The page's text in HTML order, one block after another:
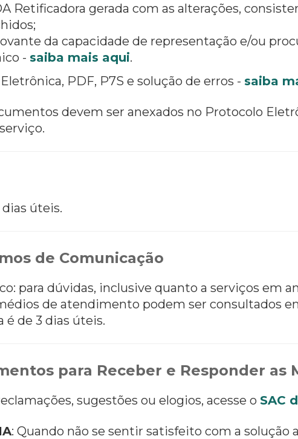
Retificadora gerada com as alterações,
da capacidade de representação e/ou
- saiba mais aqui.
PDF, P7S e solução de erros - saiba
devem ser anexados no Protocolo
úteis.
de Comunicação
para dúvidas, inclusive quanto a serviços em
de atendimento podem ser consultados
é de 3 dias úteis.
para Receber e Responder as
sugestões ou elogios, acesse o SAC
: Quando não se sentir satisfeito com a